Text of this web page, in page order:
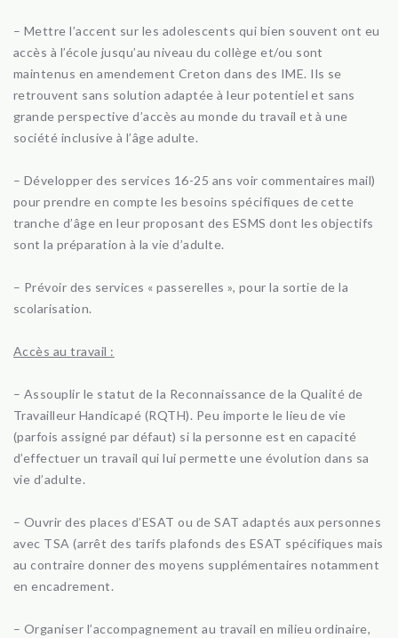
– Mettre l’accent sur les adolescents qui bien souvent ont eu
accès à l’école jusqu’au niveau du collège et/ou sont
maintenus en amendement Creton dans des IME. Ils se
retrouvent sans solution adaptée à leur potentiel et sans
grande perspective d’accès au monde du travail et à une
société inclusive à l’âge adulte.
– Développer des services 16-25 ans voir commentaires mail)
pour prendre en compte les besoins spécifiques de cette
tranche d’âge en leur proposant des ESMS dont les objectifs
sont la préparation à la vie d’adulte.
– Prévoir des services « passerelles », pour la sortie de la
scolarisation.
Accès au travail :
– Assouplir le statut de la Reconnaissance de la Qualité de
Travailleur Handicapé (RQTH). Peu importe le lieu de vie
(parfois assigné par défaut) si la personne est en capacité
d’effectuer un travail qui lui permette une évolution dans sa
vie d’adulte.
– Ouvrir des places d’ESAT ou de SAT adaptés aux personnes
avec TSA (arrêt des tarifs plafonds des ESAT spécifiques mais
au contraire donner des moyens supplémentaires notamment
en encadrement.
– Organiser l’accompagnement au travail en milieu ordinaire,